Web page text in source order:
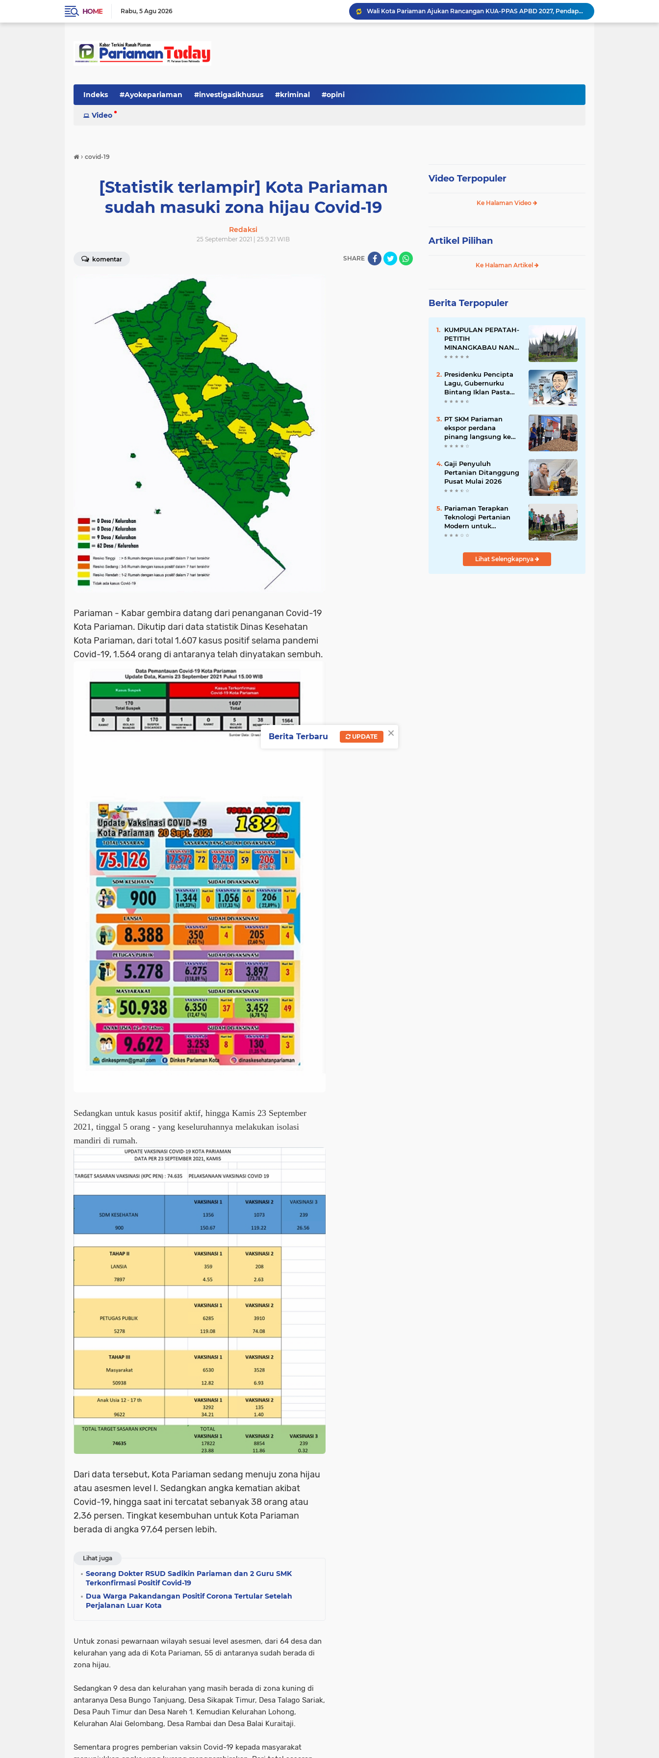
HOME Rabu 5 Agu 2026
Wali Kota Pariaman Ajukan Rancangan KUA-PPAS APBD 2027, Pendapatan Diproyeksikan Rp626,1 Miliar
Pemkot Pariaman Mulai Pusdiklat Paskibraka 2026, Wali Kota Tekankan Pentingnya Disiplin
Pariaman Terapkan Teknologi Pertanian Modern untuk Tingkatkan Produktivitas Padi
Indeks #Ayokepariaman #investigasikhusus #kriminal #opini
Video
› covid-19
[Statistik terlampir] Kota Pariaman
sudah masuki zona hijau Covid-19
Redaksi
25 September 2021 | 25.9.21 WIB
komentar SHARE
Pariaman - Kabar gembira datang dari penanganan Covid-19
Kota Pariaman. Dikutip dari data statistik Dinas Kesehatan
Kota Pariaman, dari total 1.607 kasus positif selama pandemi
Covid-19, 1.564 orang di antaranya telah dinyatakan sembuh.
Sedangkan untuk kasus positif aktif, hingga Kamis 23 September
2021, tinggal 5 orang - yang keseluruhannya melakukan isolasi
mandiri di rumah.
Dari data tersebut, Kota Pariaman sedang menuju zona hijau
atau asesmen level I. Sedangkan angka kematian akibat
Covid-19, hingga saat ini tercatat sebanyak 38 orang atau
2,36 persen. Tingkat kesembuhan untuk Kota Pariaman
berada di angka 97,64 persen lebih.
Lihat juga
Seorang Dokter RSUD Sadikin Pariaman dan 2 Guru SMK
Terkonfirmasi Positif Covid-19
Dua Warga Pakandangan Positif Corona Tertular Setelah
Perjalanan Luar Kota
Untuk zonasi pewarnaan wilayah sesuai level asesmen, dari 64 desa dan
kelurahan yang ada di Kota Pariaman, 55 di antaranya sudah berada di
zona hijau.
Sedangkan 9 desa dan kelurahan yang masih berada di zona kuning di
antaranya Desa Bungo Tanjuang, Desa Sikapak Timur, Desa Talago Sariak,
Desa Pauh Timur dan Desa Nareh 1. Kemudian Kelurahan Lohong,
Kelurahan Alai Gelombang, Desa Rambai dan Desa Balai Kuraitaji.
Sementara progres pemberian vaksin Covid-19 kepada masyarakat
Video Terpopuler
Ke Halaman Video
Artikel Pilihan
Ke Halaman Artikel
Berita Terpopuler
KUMPULAN PEPATAH-
PETITIH
MINANGKABAU NAN
ELOK
Presidenku Pencipta
Lagu, Gubernurku
Bintang Iklan Pasta
Gigi
PT SKM Pariaman
ekspor perdana
pinang langsung ke
India
Gaji Penyuluh
Pertanian Ditanggung
Pusat Mulai 2026
Pariaman Terapkan
Teknologi Pertanian
Modern untuk
Tingkatkan
Lihat Selengkapnya
×
Berita Terbaru UPDATE